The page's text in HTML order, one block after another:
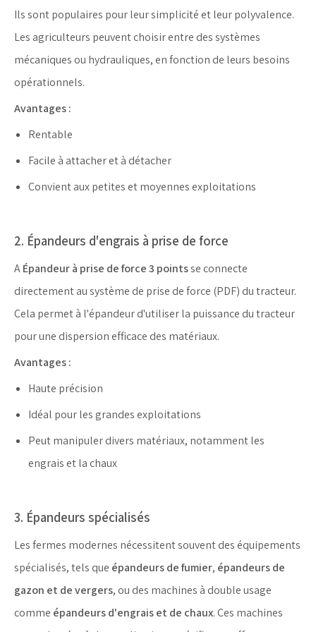
Ils sont populaires pour leur simplicité et leur polyvalence.
Les agriculteurs peuvent choisir entre des systèmes
mécaniques ou hydrauliques, en fonction de leurs besoins
opérationnels.
Avantages :
Rentable
Facile à attacher et à détacher
Convient aux petites et moyennes exploitations
2. Épandeurs d'engrais à prise de force
AÉpandeur à prise de force 3 pointsse connecte
directement au système de prise de force (PDF) du tracteur.
Cela permet à l'épandeur d'utiliser la puissance du tracteur
pour une dispersion efficace des matériaux.
Avantages :
Haute précision
Idéal pour les grandes exploitations
Peut manipuler divers matériaux, notamment les
engrais et la chaux
3. Épandeurs spécialisés
Les fermes modernes nécessitent souvent des équipements
spécialisés, tels que épandeurs de fumier, épandeurs de
gazon et de vergers, ou des machines à double usage
comme épandeurs d'engrais et de chaux. Ces machines